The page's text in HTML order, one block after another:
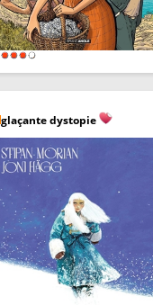
glaçante dystopie